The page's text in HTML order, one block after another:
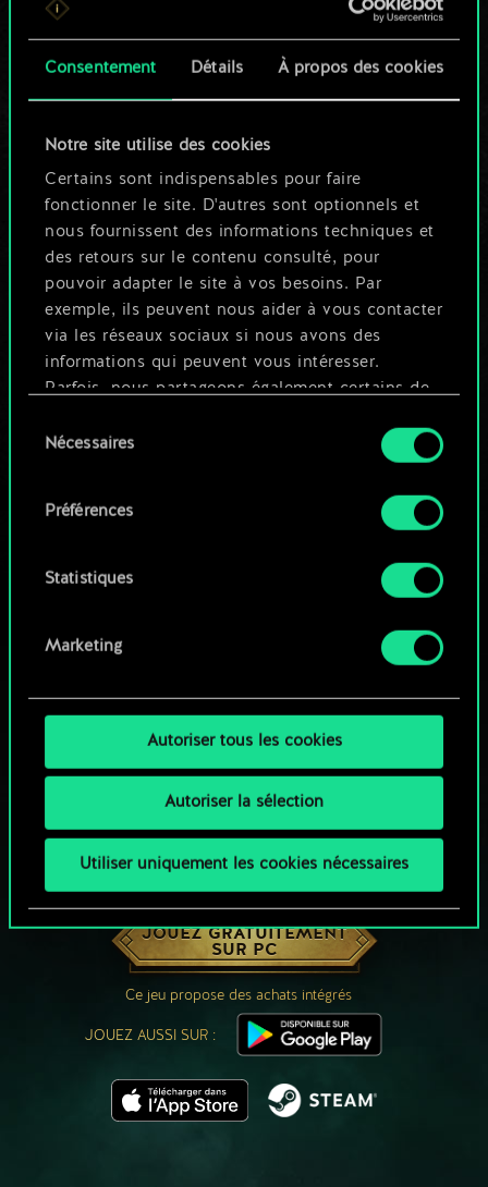
Consentement Détails À propos des cookies
Notre site utilise des cookies
Certains sont indispensables pour faire
fonctionner le site. D'autres sont optionnels et
nous fournissent des informations techniques et
des retours sur le contenu consulté, pour
pouvoir adapter le site à vos besoins. Par
exemple, ils peuvent nous aider à vous contacter
via les réseaux sociaux si nous avons des
informations qui peuvent vous intéresser.
Parfois, nous partageons également certains de
ces cookies optionnels ne seront appliqués
Vous pouvez consulter tous les détails sur notre
préférences dans le menu "Paramètres" ci-
duNécessaires
Préférences
Statistiques
Marketing
Autoriser tous les cookies
Autoriser la sélection
Utiliser uniquement les cookies nécessaires
n'est qu'un jeu de
cartes partagé.
Mais cela peut être
tellement plus !
Nommer ce jeu et créer un guide
OU
Parcourir les jeux de la communauté
UNE PETITE PARTIE DE GWENT ?
JOUEZ GRATUITEMENT
SUR PC
Ce jeu propose des achats intégrés
JOUEZ AUSSI SUR :